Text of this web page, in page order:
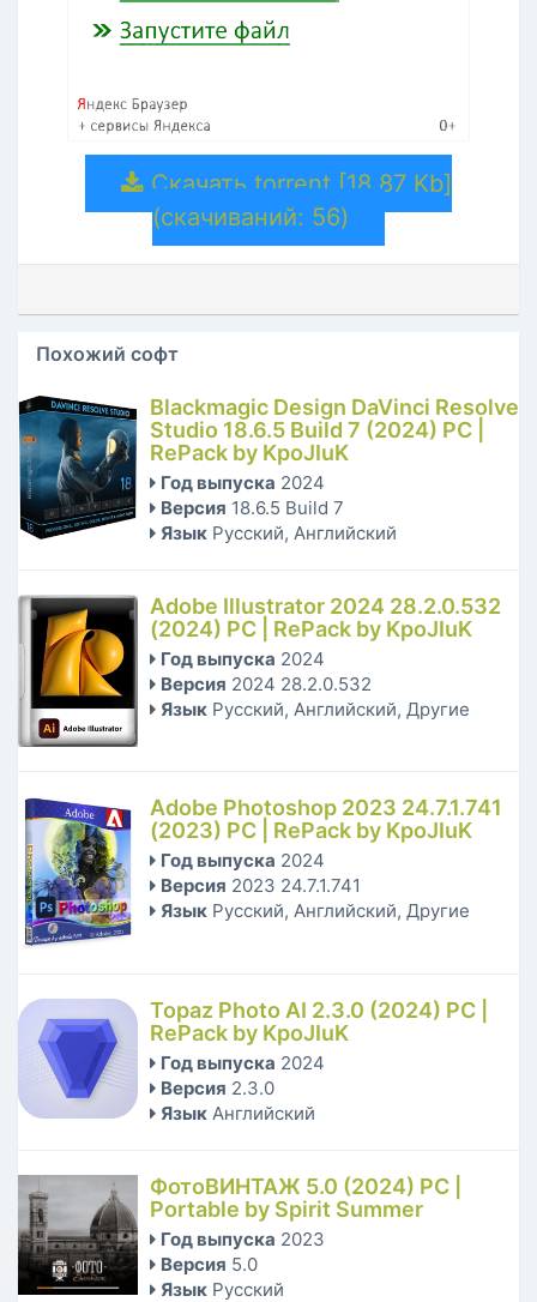
Скачать torrent [18.87 Kb]
(cкачиваний: 56)
Похожий софт
Blackmagic Design DaVinci Resolve
Studio 18.6.5 Build 7 (2024) РС |
RePack by KpoJIuK
Год выпуска 2024
Версия 18.6.5 Build 7
Язык Русский, Английский
Adobe Illustrator 2024 28.2.0.532
(2024) PC | RePack by KpoJIuK
Год выпуска 2024
Версия 2024 28.2.0.532
Язык Русский, Английский, Другие
Adobe Photoshop 2023 24.7.1.741
(2023) PC | RePack by KpoJIuK
Год выпуска 2024
Версия 2023 24.7.1.741
Язык Русский, Английский, Другие
Topaz Photo AI 2.3.0 (2024) PC |
RePack by KpoJIuK
Год выпуска 2024
Версия 2.3.0
Язык Английский
ФотоВИНТАЖ 5.0 (2024) PC |
Portable by Spirit Summer
Год выпуска 2023
Версия 5.0
Язык Русский